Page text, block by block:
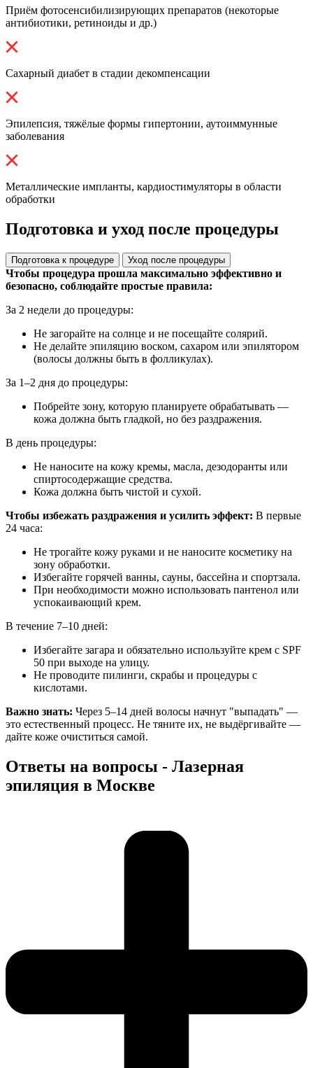
Приём фотосенсибилизирующих препаратов (некоторые
антибиотики, ретиноиды и др.)
Сахарный диабет в стадии декомпенсации
Эпилепсия, тяжёлые формы гипертонии, аутоиммунные
заболевания
Металлические импланты, кардиостимуляторы в области
обработки
Подготовка и уход после процедуры
Подготовка к процедуре Уход после процедуры
Чтобы процедура прошла максимально эффективно и
безопасно, соблюдайте простые правила:
За 2 недели до процедуры:
Не загорайте на солнце и не посещайте солярий.
Не делайте эпиляцию воском, сахаром или эпилятором
(волосы должны быть в фолликулах).
За 1–2 дня до процедуры:
Побрейте зону, которую планируете обрабатывать —
кожа должна быть гладкой, но без раздражения.
В день процедуры:
Не наносите на кожу кремы, масла, дезодоранты или
спиртосодержащие средства.
Кожа должна быть чистой и сухой.
Чтобы избежать раздражения и усилить эффект: В первые
24 часа:
Не трогайте кожу руками и не наносите косметику на
зону обработки.
Избегайте горячей ванны, сауны, бассейна и спортзала.
При необходимости можно использовать пантенол или
успокаивающий крем.
В течение 7–10 дней:
Избегайте загара и обязательно используйте крем с SPF
50 при выходе на улицу.
Не проводите пилинги, скрабы и процедуры с
кислотами.
Важно знать: Через 5–14 дней волосы начнут "выпадать" —
это естественный процесс. Не тяните их, не выдёргивайте —
дайте коже очиститься самой.
Ответы на вопросы - Лазерная
эпиляция в Москве